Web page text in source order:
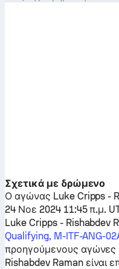
Σχετικά με δρώμενο
Ο αγώνας Luke Cripps -
24 Νοε 2024 11:45 π.μ.
Luke Cripps- Rishabdev
Qualifying, M-ITF-ANG-
προηγούμενους αγώνες
Rishabdev Ramanείναι